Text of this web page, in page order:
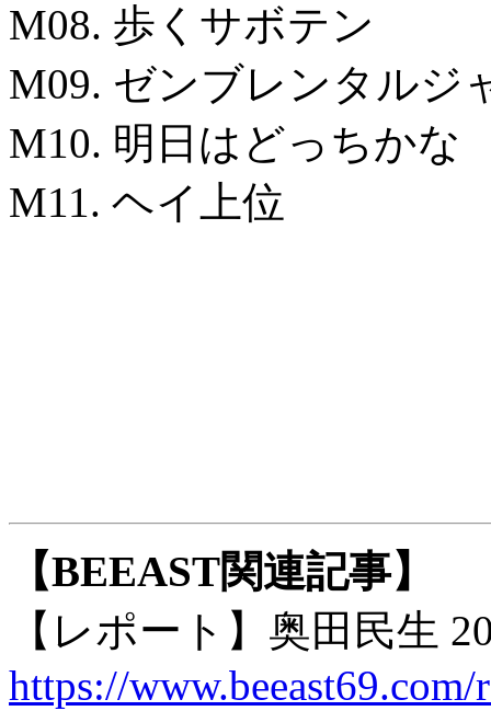
M08. 歩くサボテン
M09. ゼンブレンタルジ
M10. 明日はどっちかな
M11. ヘイ上位
【BEEAST関連記事】
【レポート】奥田民生
https://